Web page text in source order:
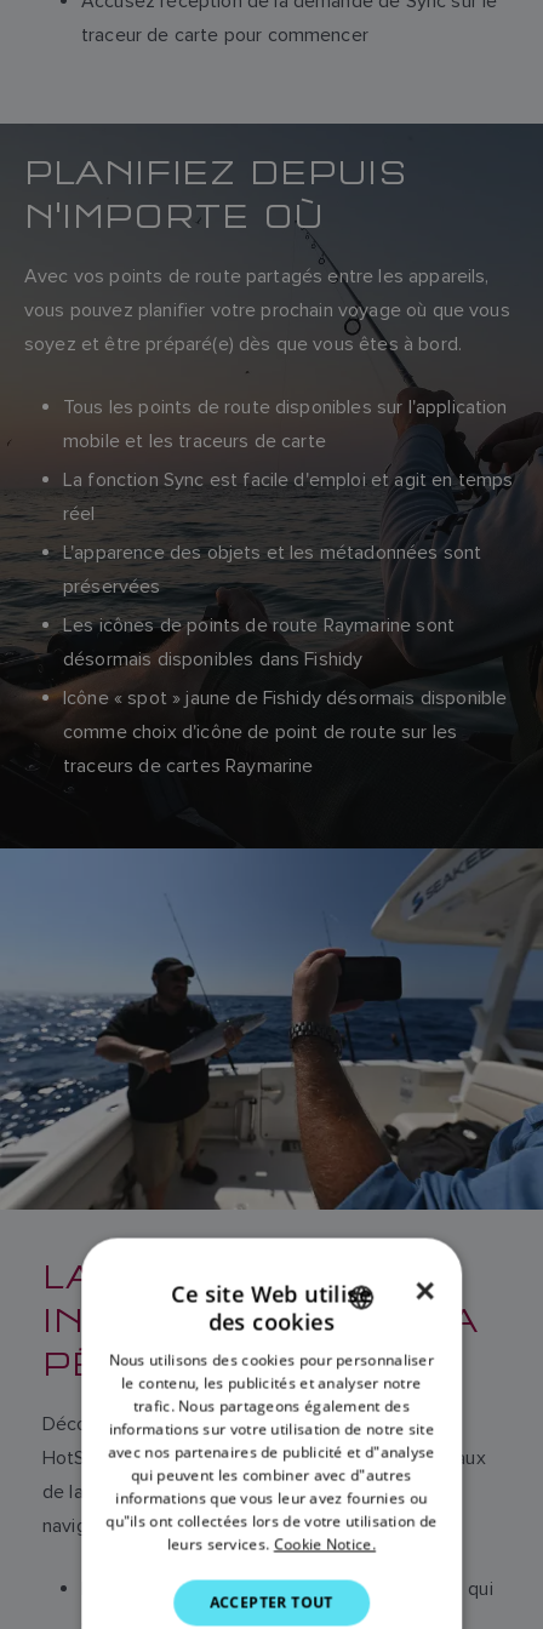
traceur de carte pour commencer
PLANIFIEZ DEPUIS
N'IMPORTE OÙ
Avec vos points de route partagés entre les appareils,
vous pouvez planifier votre prochain voyage où que vous
soyez et être préparé(e) dès que vous êtes à bord.
Tous les points de route disponibles sur l'application
mobile et les traceurs de carte
La fonction Sync est facile d'emploi et agit en temps
réel
L'apparence des objets et les métadonnées sont
préservées
Les icônes de points de route Raymarine sont
désormais disponibles dans Fishidy
Icône « spot » jaune de Fishidy désormais disponible
comme choix d'icône de point de route sur les
traceurs de cartes Raymarine
LA NOUVELLE
INTELLIGENCE DE LA
PÊCHE
Découvrez les conseils et les techniques Fishing
HotSpots®, et connectez-vous aux pêcheurs locaux
de la communauté en ligne basée sur les voies
navigables de Fishidy.
Rejoignez la communauté en ligne de Fishidy, qui
compte plus d'un million de pêcheurs
FRENCH
DANISH
ITALIAN
SWEDISH
GERMAN
DUTCH
SPANISH
×
Ce site Web utilise
des cookies
Nous utilisons des cookies pour personnaliser
le contenu, les publicités et analyser notre
trafic. Nous partageons également des
informations sur votre utilisation de notre site
avec nos partenaires de publicité et d"analyse
qui peuvent les combiner avec d"autres
informations que vous leur avez fournies ou
qu"ils ont collectées lors de votre utilisation de
leurs services. Cookie Notice.
ACCEPTER TOUT